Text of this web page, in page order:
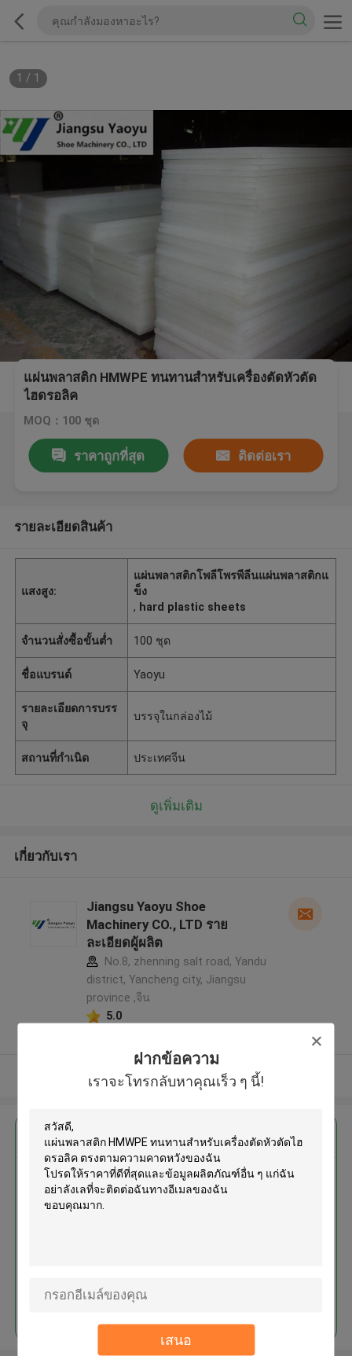
ฝากข้อความ
เราจะโทรกลับหาคุณเร็ว ๆ นี้!
เสนอ
1 / 1
แผ่นพลาสติก HMWPE ทนทานสำหรับเครื่องตัดหัวตัด
ไฮดรอลิค
MOQ：100 ชุด
ราคาถูกที่สุด ติดต่อเรา
รายละเอียดสินค้า
แสงสูง:
แผ่นพลาสติกโพลีโพรพีลีนแผ่นพลาสติกแ
ข็ง
, hard plastic sheets
จำนวนสั่งซื้อขั้นต่ำ 100 ชุด
ชื่อแบรนด์ Yaoyu
รายละเอียดการบรร
จุ
บรรจุในกล่องไม้
สถานที่กำเนิด ประเทศจีน
ดูเพิ่มเติม
เกี่ยวกับเรา
Jiangsu Yaoyu Shoe
Machinery CO., LTD ราย
ละเอียดผู้ผลิต
No.8, zhenning salt road, Yandu
district, Yancheng city, Jiangsu
province ,จีน
5.0
ดูเพิ่มเติม
এর সেরা মূল্য পান
แผ่นพลาสติก HMWPE ทนทาน